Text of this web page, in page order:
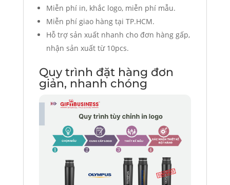
Miễn phí in, khắc logo, miễn phí mẫu.
Miễn phí giao hàng tại TP.HCM.
Hỗ trợ sản xuất nhanh cho đơn hàng gấp,
nhận sản xuất từ 10pcs.
Quy trình đặt hàng đơn
giản, nhanh chóng